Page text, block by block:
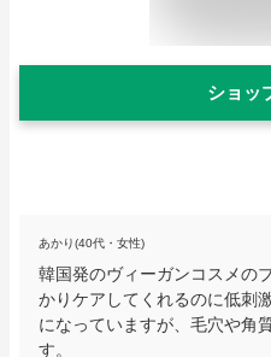
ショッ
あかり(40代・女性)
韓国発のヴィーガンコスメの
かりケアしてくれるのに低刺
になっていますが、毛穴や角
す。